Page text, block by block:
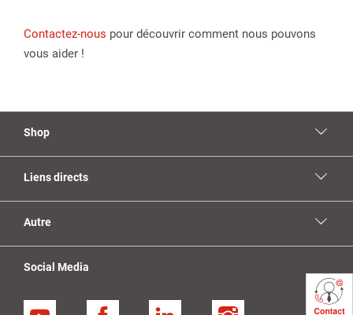
Contactez-nous pour découvrir comment nous pouvons
vous aider !
Shop
Liens directs
Autre
Social Media